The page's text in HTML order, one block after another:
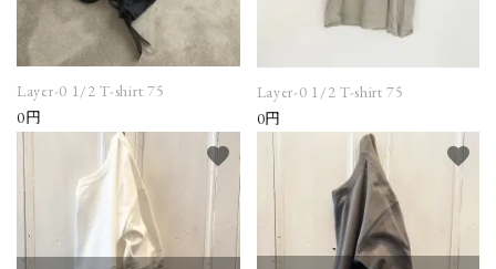
Layer-0 1/2 T-shirt 75
0円
Layer-0 1/2 T-shirt 75
0円
favorite favorite